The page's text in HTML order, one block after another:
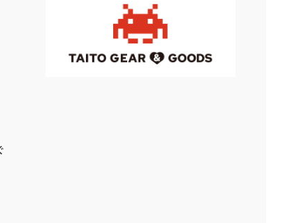
登場予定
ドラゴンクエスト AM すこしおお
きなぬいぐるみ キングスライム＆ベ